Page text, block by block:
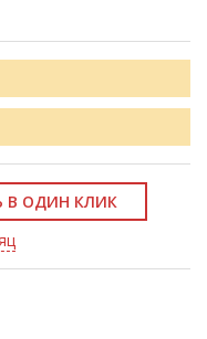
В ОДИН КЛИК